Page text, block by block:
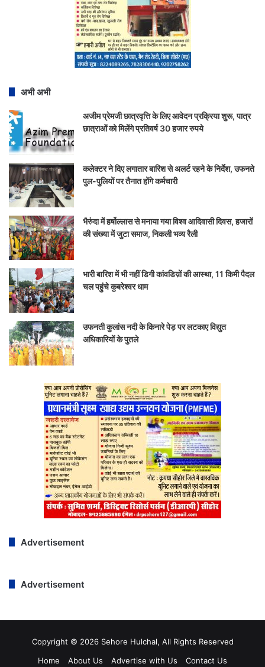
अभी अभी
अजीम प्रेमजी छात्रवृत्ति के लिए आवेदन प्रक्रिया शुरू, पात्र
छात्राओं को मिलेंगे प्रतिवर्ष 30 हजार रुपये
कलेक्टर ने दिए लगातार बारिश से अलर्ट रहने के निर्देश, उफनते
पुल-पुलियों पर तैनात होंगे कर्मचारी
भैरुंदा में हर्षोल्लास से मनाया गया विश्व आदिवासी दिवस, हजारों
की संख्या में जुटा समाज, निकली भव्य रैली
भारी बारिश में भी नहीं डिगी कांवडिय़ों की आस्था, 11 किमी पैदल
चल पहुंचे कुबरेश्वर धाम
उफनती कुलांस नदी के किनारे पेड़ पर लटकाए विद्युत
अधिकारियों के पुतले
Advertisement
Advertisement
Copyright © 2026 Sehore Hulchal, All Rights Reserved
Home
About Us Advertise with Us Contact Us